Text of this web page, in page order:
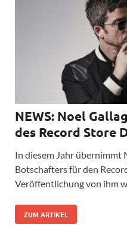
NEWS: Noel
des Record Store
In diesem Jahr übernimmt
Botschafters für den
Veröffentlichung von ihm
ZUM ARTIKEL